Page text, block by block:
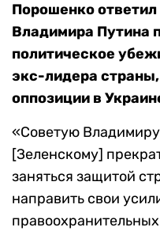
Порошенко
Владимира Путина
политическое
экс-лидера
оппозиции в
«Советую
[Зеленскому]
заняться защитой
направить свои